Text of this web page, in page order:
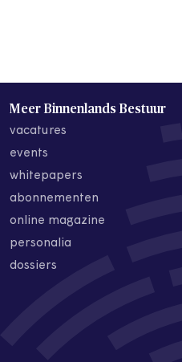
Meer Binnenlands Bestuur
vacatures
events
whitepapers
abonnementen
online magazine
personalia
dossiers